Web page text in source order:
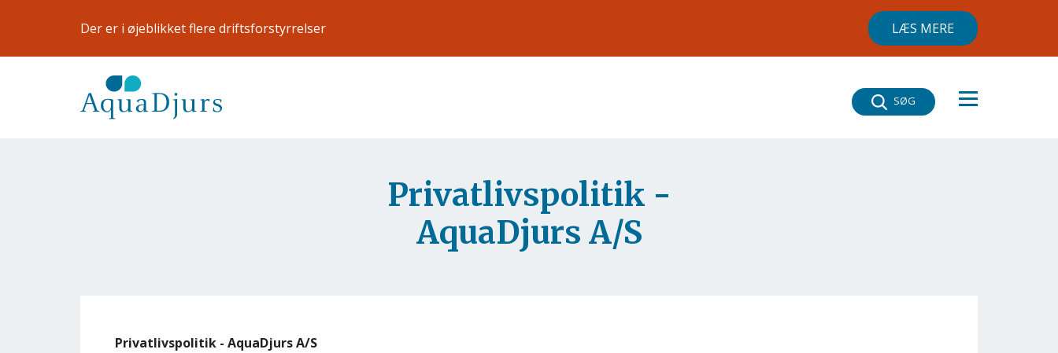
Der er i øjeblikket flere driftsforstyrrelser
LÆS MERE
SØG
Privatlivspolitik -
AquaDjurs A/S
Privatlivspolitik - AquaDjurs A/S